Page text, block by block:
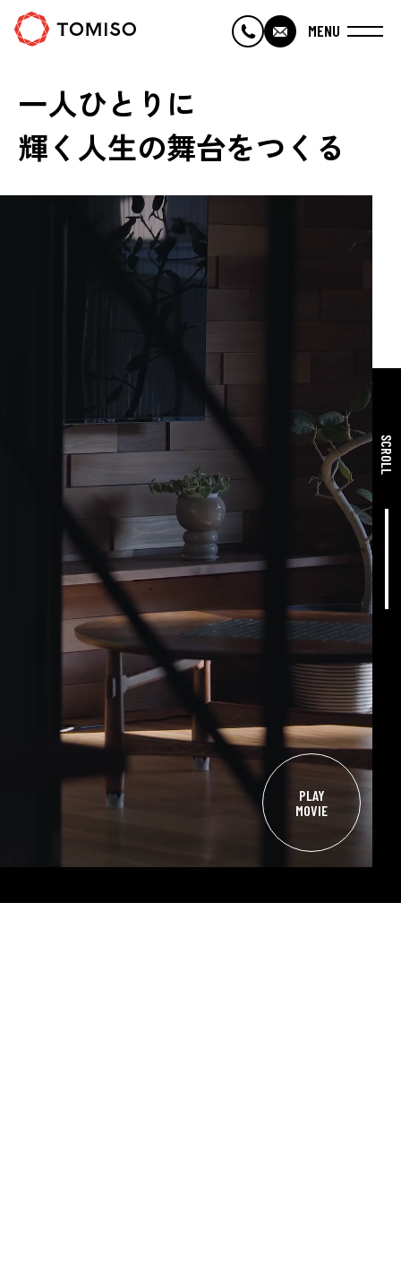
・TOP
・トミソーについて
・トミソーのひととなり
・トミソーの仕事
・トミソーのお知らせ
・SNS
住宅事業「らしく、暮らす」
店舗事業「いちといち」
賃貸事業
リクルート
MENU
一人ひとりに
輝く人生の舞台をつくる
SCROLL
PLAY
MOVIE